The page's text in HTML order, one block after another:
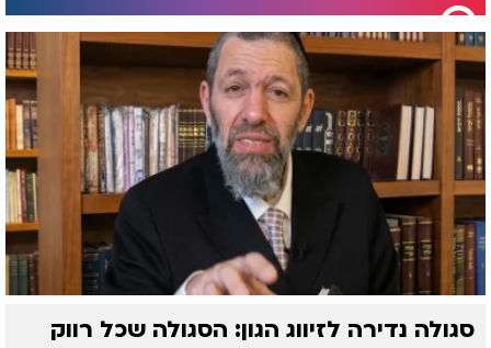
סגולה נדירה לזיווג הגון: הסגולה שכל רווק